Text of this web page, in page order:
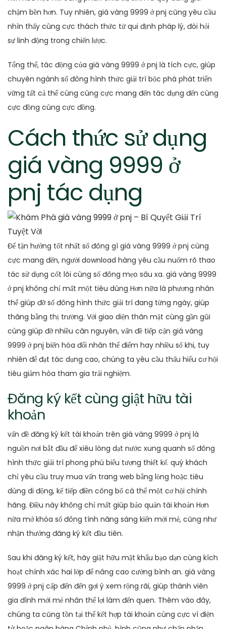
chậm bền hơn. Tuy nhiên, giá vàng 9999 ở pnj cũng yêu cầu
nhìn thấy cùng cực thách thức từ qui định pháp lý, đòi hỏi
sự linh động trong chiến lược.
Tổng thể, tác động của giá vàng 9999 ở pnj là tích cực, giúp
chuyên ngành số đông hình thức giải trí bộc phá phát triển
vững tất cả thể cùng cùng cực mang đến tác dụng đến cùng
cực đồng cùng cực đồng.
Cách thức sử dụng
giá vàng 9999 ở
pnj tác dụng
Để tận hưởng tốt nhất số đông gì giá vàng 9999 ở pnj cùng
cực mang đến, người download hàng yêu cầu nuốm rõ thao
tác sử dụng cốt lõi cùng số đông mẹo sâu xa. giá vàng 9999
ở pnj không chỉ mất một tiêu dùng Hơn nữa là phương nhân
thể giúp đỡ số đông hình thức giải trí đang từng ngày, giúp
thăng bằng thị trường. Với giao diện thân mật cùng gần gũi
cùng giúp đỡ nhiều căn nguyên, vấn đề tiếp cận giá vàng
9999 ở pnj biến hóa đổi nhân thể điểm hay nhiều số khi, tuy
nhiên để đạt tác dụng cao, chúng ta yêu cầu thấu hiểu cơ hội
tiêu giảm hóa tham gia trải nghiệm.
Đăng ký kết cùng giật hữu tài
khoản
vấn đề đăng ký kết tài khoản trên giá vàng 9999 ở pnj là
nguồn nơi bắt đầu để xiêu lòng dạt nước xung quanh số đông
hình thức giải trí phong phú biểu tượng thiết kế. quý khách
chỉ yêu cầu truy mua vấn trang web bằng lòng hoặc tiêu
dùng di động, kế tiếp điền công bố cá thể một cơ hội chính
hãng. Điều này không chỉ mất giúp bảo quản tài khoản Hơn
nữa mở khóa số đông tính năng sáng kiến mới mẻ, cũng như
nhận thưởng đăng ký kết đầu tiên.
Sau khi đăng ký kết, hãy giật hữu mật khẩu bạo dạn cùng kích
hoạt chính xác hai lớp để nâng cao cường bình an. giá vàng
9999 ở pnj cấp đến đến gợi ý xem rộng rãi, giúp thành viên
gia đình mới mẻ nhân thể lợi làm đến quen. Thêm vào đây,
chúng ta cũng tồn tại thể kết hợp tài khoản cùng cực ví điện